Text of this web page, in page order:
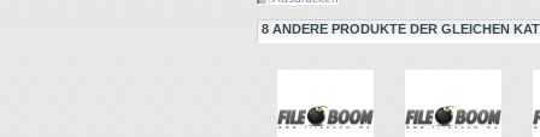
8 ANDERE PRODUKTE DER GLEICHEN